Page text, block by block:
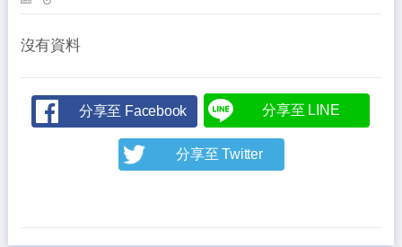
沒有資料
分享至 Facebook 分享至 LINE
分享至 Twitter